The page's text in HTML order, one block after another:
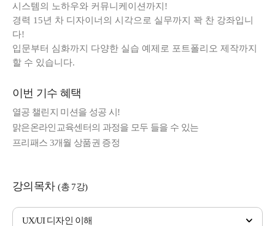
시스템의 노하우와 커뮤니케이션까지!
경력 15년 차 디자이너의 시각으로 실무까지 꽉 찬 강좌입니
다!
입문부터 심화까지 다양한 실습 예제로 포트폴리오 제작까지
할 수 있습니다.
이번 기수 혜택
열공 챌린지 미션을 성공 시!
맑은온라인교육센터의 과정을 모두 들을 수 있는
프리패스 3개월 상품권 증정
강의목차 (총 7강)
UX/UI 디자인 이해